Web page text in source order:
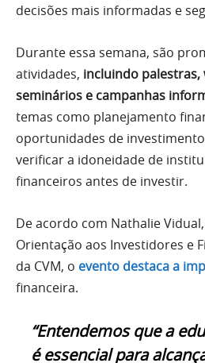
decisões mais informadas e
Durante essa semana, são
atividades, incluindo palestras,
seminários e campanhas
temas como planejamento
oportunidades de
verificar a idoneidade de
financeiros antes de investir.
De acordo com Nathalie
Orientação aos Investidores e
da CVM, o evento destaca a
financeira.
“Entendemos que a
é essencial para